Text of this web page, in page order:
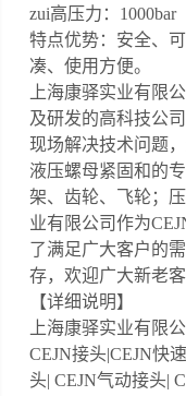
zui高压力：1000bar
特点优势：安全、
凑、使用方便。
上海康驿实业有限
及研发的高科技公
现场解决技术问题
液压螺母紧固和的
架、齿轮、飞轮；
业有限公司作为
了满足广大客户的
存，欢迎广大新老
【详细说明】
上海康驿实业有限
CEJN接头|CEJN快
头| CEJN气动接头|